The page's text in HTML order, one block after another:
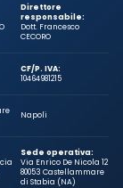
Direttore
responsabile:
Dott. Francesco
CECORO
CF/P. IVA:
10464981215
Napoli
Sede operativa:
Via Enrico De Nicola 12
80053 Castellammare
di Stabia (NA)